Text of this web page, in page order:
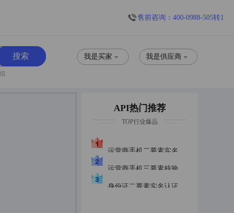
售前咨询：400-0988-505转1
我是供应商
我是买家
API热门推荐
TOP行业爆品